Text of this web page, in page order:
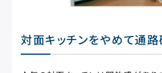
対面キッチンをやめて通